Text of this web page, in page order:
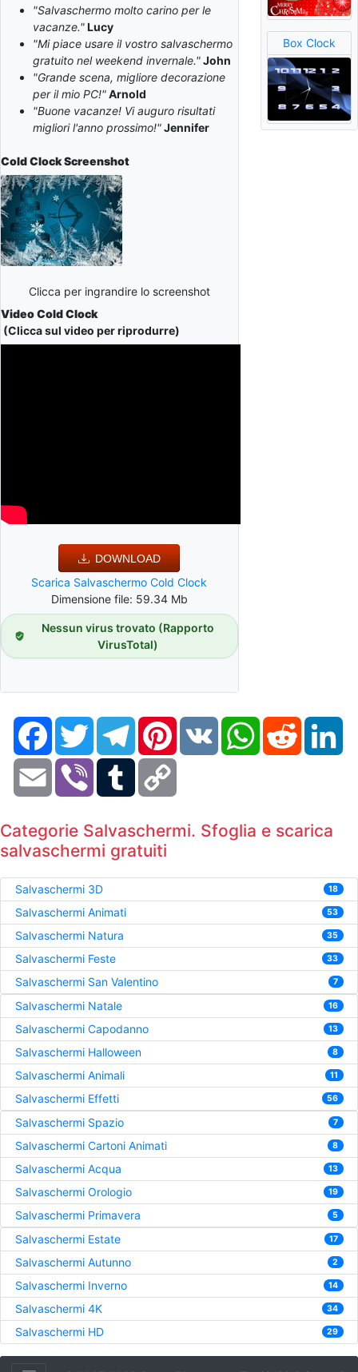
"Salvaschermo molto carino per le
vacanze."Lucy
"Mi piace usare il vostro salvaschermo
gratuito nel weekend invernale."John
"Grande scena, migliore decorazione
per il mio PC!"Arnold
"Buone vacanze! Vi auguro risultati
migliori l'anno prossimo!"Jennifer
Cold ClockScreenshot
Clicca per ingrandire lo screenshot
Video Cold Clock
(Clicca sul video per riprodurre)
DOWNLOAD
Scarica Salvaschermo Cold Clock
Dimensione file: 59.34 Mb
Nessun virus trovato (Rapporto
VirusTotal)
Box Clock
FacebookTwitter TelegramPinterestVK WhatsAppReddit
Email Viber Tumblr
Categorie Salvaschermi. Sfoglia e scarica
salvaschermi gratuiti
Salvaschermi 3D 18
Salvaschermi Animati 53
Salvaschermi Natura 35
Salvaschermi Feste 33
Salvaschermi San Valentino 7
Salvaschermi Natale 16
Salvaschermi Capodanno 13
Salvaschermi Halloween 8
Salvaschermi Animali 11
Salvaschermi Effetti 56
Salvaschermi Spazio 7
Salvaschermi Cartoni Animati 8
Salvaschermi Acqua 13
Salvaschermi Orologio 19
Salvaschermi Primavera 5
Salvaschermi Estate 17
Salvaschermi Autunno 2
Salvaschermi Inverno 14
Salvaschermi 4K 34
Salvaschermi HD 29